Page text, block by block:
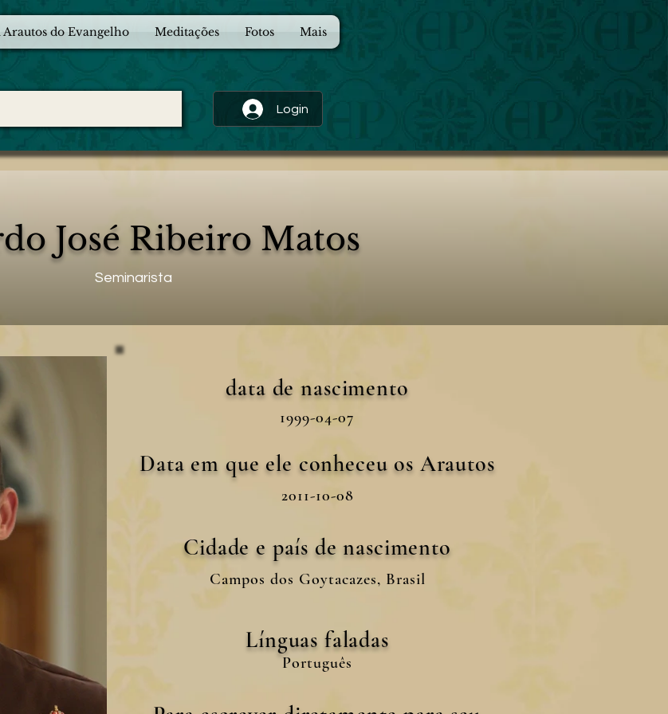
Arautos do Evangelho Meditações Fotos Mais
Login
José Ribeiro Matos
Seminarista
data de nascimento
1999-04-07
Data em que ele conheceu os Arautos
2011-10-08
Cidade e país de nascimento
Campos dos Goytacazes, Brasil
Línguas faladas
Português